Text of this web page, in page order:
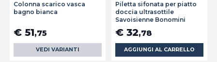
Colonna scarico vasca
bagno bianca
€ 51,75
VEDI VARIANTI
Piletta sifonata per piatto
doccia ultrasottile
Savoisienne Bonomini
€ 32,78
AGGIUNGI AL CARRELLO